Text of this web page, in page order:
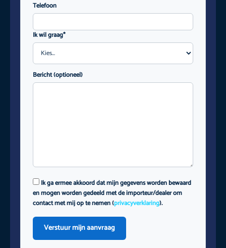
Telefoon
Ik wil graag*
Bericht (optioneel)
Ik ga ermee akkoord dat mijn gegevens worden bewaard
en mogen worden gedeeld met de importeur/dealer om
contact met mij op te nemen (privacyverklaring).
Verstuur mijn aanvraag